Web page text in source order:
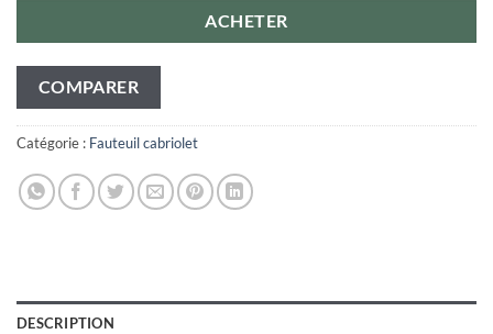
ACHETER
COMPARER
Catégorie : Fauteuil cabriolet
DESCRIPTION